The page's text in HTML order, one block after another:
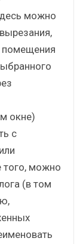
можно
помещения
окне)
с
того, можно
(в том